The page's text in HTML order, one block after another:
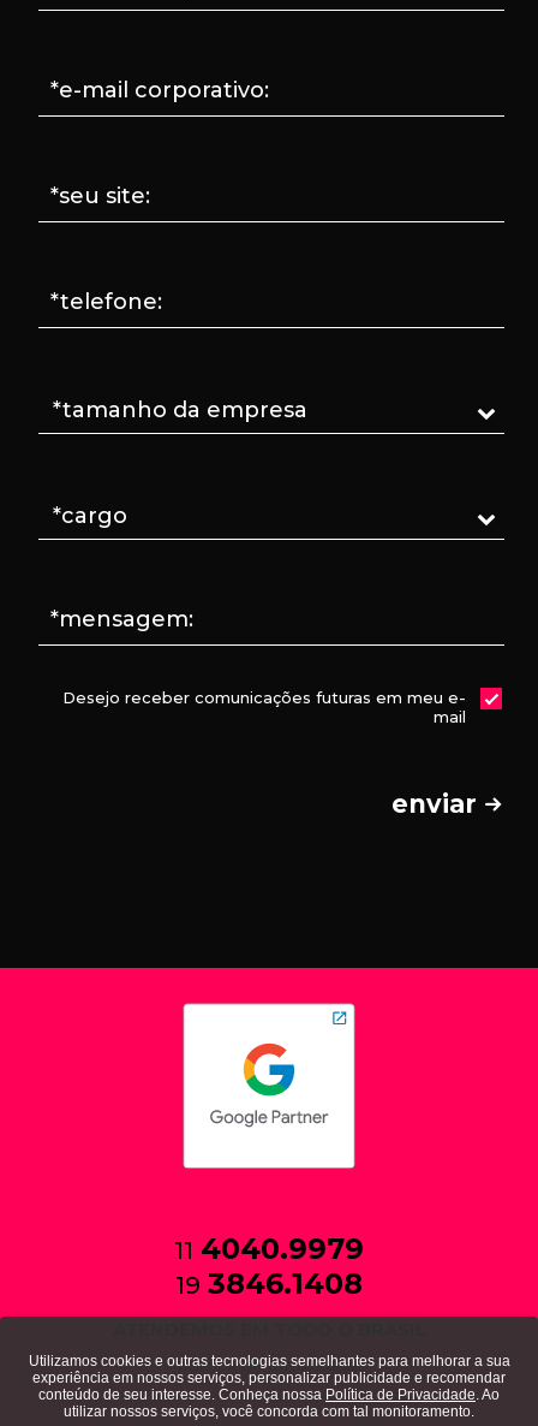
*e-mail corporativo:
*seu site:
*telefone:
*mensagem:
Desejo receber comunicações futuras em meu e-
mail
enviar
11 4040.9979
19 3846.1408
política de privacidade
Utilizamos cookies e outras tecnologias semelhantes para melhorar a sua
experiência em nossos serviços, personalizar publicidade e recomendar
conteúdo de seu interesse. Conheça nossa Política de Privacidade. Ao
utilizar nossos serviços, você concorda com tal monitoramento.